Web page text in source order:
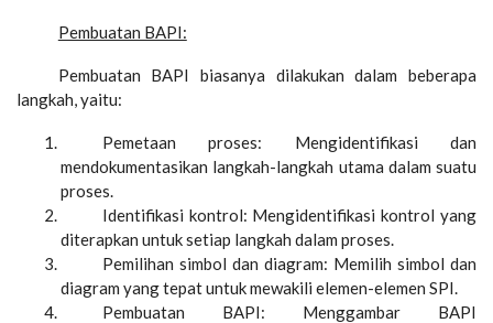
Pembuatan BAPI:
Pembuatan BAPI biasanya dilakukan dalam beberapa
langkah, yaitu:
Pemetaan proses: Mengidentifikasi dan
mendokumentasikan langkah-langkah utama dalam suatu
proses.
Identifikasi kontrol: Mengidentifikasi kontrol yang
diterapkan untuk setiap langkah dalam proses.
Pemilihan simbol dan diagram: Memilih simbol dan
diagram yang tepat untuk mewakili elemen-elemen SPI.
Pembuatan BAPI: Menggambar BAPI